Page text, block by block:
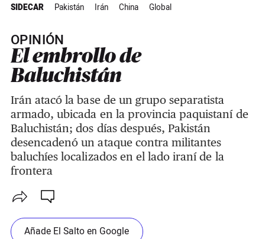
SIDECAR Pakistán Irán China Global
OPINIÓN
El embrollo de
Baluchistán
Irán atacó la base de un grupo separatista
armado, ubicada en la provincia paquistaní de
Baluchistán; dos días después, Pakistán
desencadenó un ataque contra militantes
baluchíes localizados en el lado iraní de la
frontera
Añade El Salto en Google